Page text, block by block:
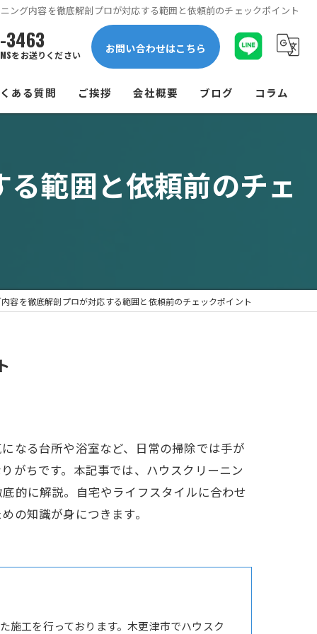
ング内容を徹底解剖プロが対応する範囲と依頼前のチェックポイント
3463
をお送りください お問い合わせはこちら
ある質問 ご挨拶 会社概要 ブログ コラム
範囲と依頼前のチェ
容を徹底解剖プロが対応する範囲と依頼前のチェックポイント
なる台所や浴室など、日常の掃除では手が
がちです。本記事では、ハウスクリーニン
的に解説。自宅やライフスタイルに合わせ
の知識が身につきます。
施工を行っております。木更津市でハウスク